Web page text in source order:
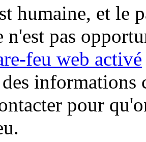
humaine, et le
n'est pas
feu web activé
informations
pour